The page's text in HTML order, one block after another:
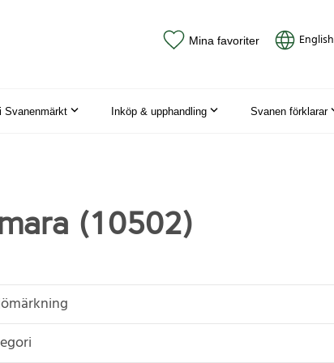
Mina favoriter English
Svanenmärkt Inköp & upphandling Svanen förklarar
(10502)